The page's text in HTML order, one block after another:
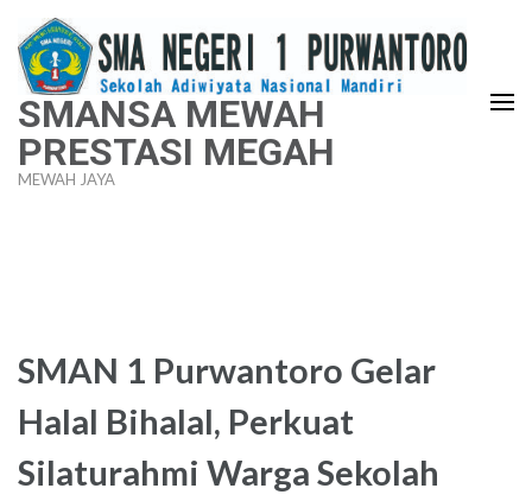
Lompat
ke
konten
(Tekan
Enter)
SMANSA MEWAH
PRESTASI MEGAH
MEWAH JAYA
SMAN 1 Purwantoro Gelar
Halal Bihalal, Perkuat
Silaturahmi Warga Sekolah